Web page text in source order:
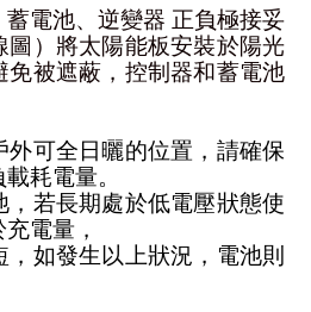
電池、逆變器 正負極接妥
圖）將太陽能板安裝於陽光
免被遮蔽，控制器和蓄電池
外可全日曬的位置，請確保
耗電量。
，若長期處於低電壓狀態使
電量，
如發生以上狀況，電池則